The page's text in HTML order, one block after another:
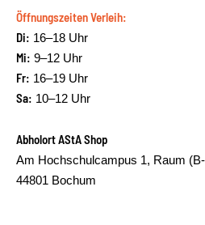
Öffnungszeiten Verleih:
Di: 16–18 Uhr
Mi: 9–12 Uhr
Fr: 16–19 Uhr
Sa: 10–12 Uhr
Abholort AStA Shop
Am Hochschulcampus 1, Raum
44801 Bochum